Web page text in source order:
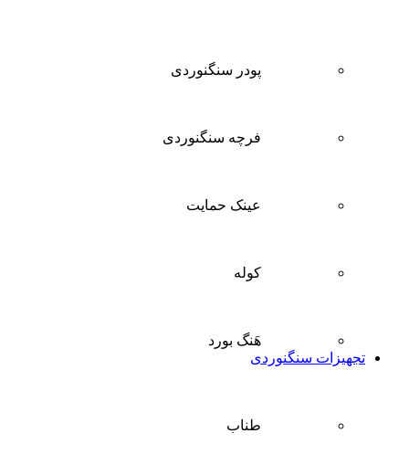
پودر سنگنوردی
فرچه سنگنوردی
عینک حمایت
کوله
هَنگ بورد
تجهیزات سنگنوردی
طناب